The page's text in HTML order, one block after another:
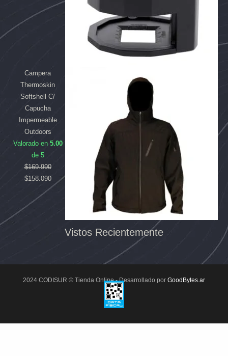
Campera
Thermoskin
Softshell C/
Capucha
Impermeable
Outdoors
Valorado en 5.00
de 5
$169.990
$158.090
Vistos Recientemente
2024 CODISUR © Tienda Online - Desarrollado por GoodBytes.ar